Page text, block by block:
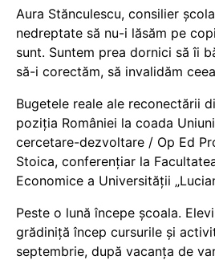
Aura Stănculescu, consilier
nedreptate să nu-i lăsăm pe
sunt. Suntem prea dornici să îi
să-i corectăm, să invalidăm
Bugetele reale ale reconectării
poziția României la coada
cercetare-dezvoltare / Op Ed
Stoica, conferențiar la
Economice a Universității
Peste o lună începe școala.
grădiniță încep cursurile și
septembrie, după vacanța de